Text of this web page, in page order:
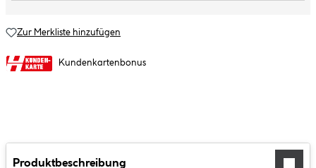
Zur Merkliste hinzufügen
Kundenkartenbonus
Produktbeschreibung